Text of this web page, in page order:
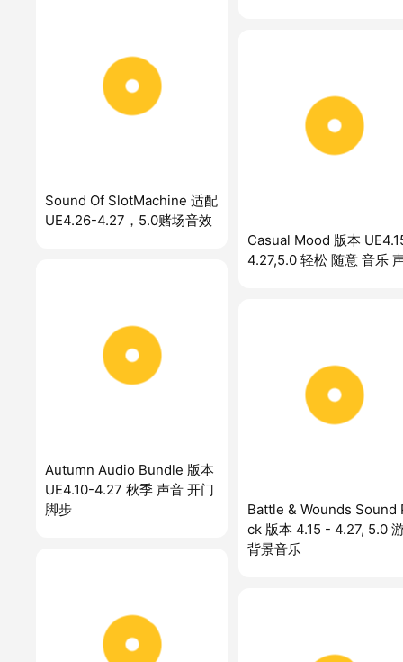
Sound Of SlotMachine 适配
UE4.26-4.27，5.0赌场音效
Casual Mood 版本
4.27,5.0 轻松 随意 音乐
Autumn Audio Bundle 版本
UE4.10-4.27 秋季 声音 开门
脚步
Battle & Wounds Sound
ck 版本 4.15 - 4.27, 5.0
背景音乐